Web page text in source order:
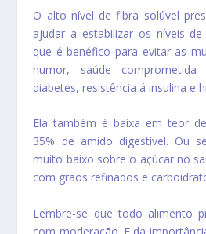
O alto nível de fibra solúvel
ajudar a estabilizar os níveis
que é benéfico para evitar as
humor, saúde
diabetes, resistência á insulina e
Ela também é baixa em teor
35% de amido digestível. Ou
muito baixo sobre o açúcar no
com grãos refinados e
Lembre-se que todo alimento